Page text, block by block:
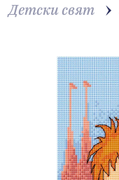
Детски свят